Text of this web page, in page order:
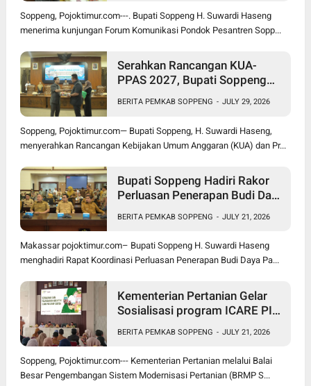
Soppeng, Pojoktimur.com---. Bupati Soppeng H. Suwardi Haseng
menerima kunjungan Forum Komunikasi Pondok Pesantren Sopp...
Serahkan Rancangan KUA-
PPAS 2027, Bupati Soppeng
BERITA PEMKAB SOPPENG - JULY 29, 2026
Soppeng, Pojoktimur.com— Bupati Soppeng, H. Suwardi Haseng,
menyerahkan Rancangan Kebijakan Umum Anggaran (KUA) dan Pr...
Bupati Soppeng Hadiri Rakor
Perluasan Penerapan Budi Daya
BERITA PEMKAB SOPPENG - JULY 21, 2026
Makassar pojoktimur.com– Bupati Soppeng H. Suwardi Haseng
menghadiri Rapat Koordinasi Perluasan Penerapan Budi Daya Pa...
Kementerian Pertanian Gelar
Sosialisasi program ICARE PIU
BERITA PEMKAB SOPPENG - JULY 21, 2026
Soppeng, Pojoktimur.com--- Kementerian Pertanian melalui Balai
Besar Pengembangan Sistem Modernisasi Pertanian (BRMP S...